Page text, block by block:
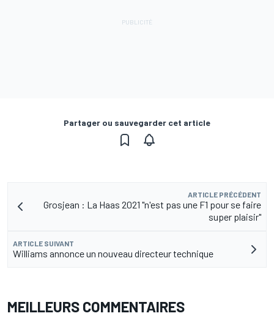
Partager ou sauvegarder cet article
ARTICLE PRÉCÉDENT
Grosjean : La Haas 2021 "n'est pas une F1 pour se faire
super plaisir"
ARTICLE SUIVANT
Williams annonce un nouveau directeur technique
MEILLEURS COMMENTAIRES